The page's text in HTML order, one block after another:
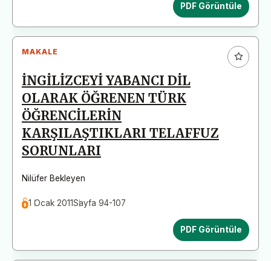
PDF Görüntüle
MAKALE
İNGİLİZCEYİ YABANCI DİL
OLARAK ÖĞRENEN TÜRK
ÖĞRENCİLERİN
KARŞILAŞTIKLARI TELAFFUZ
SORUNLARI
Nilüfer Bekleyen
1 Ocak 2011Sayfa 94-107
PDF Görüntüle